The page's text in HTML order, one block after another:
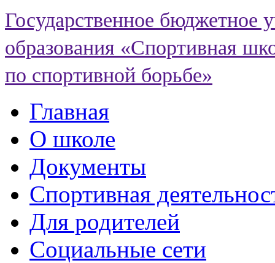
Государственное бюджетное
образования «Спортивная
по спортивной борьбе»
Главная
О школе
Документы
Спортивная
Для родителей
Социальные сети